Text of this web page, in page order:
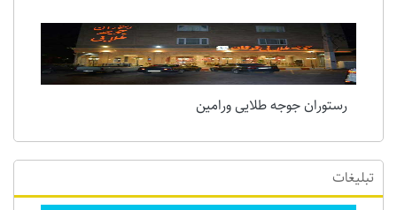
رستوران جوجه طلایی ورامین
تبلیغات